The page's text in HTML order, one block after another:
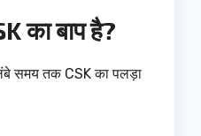
का बाप है?
समय तक CSK का पलड़ा